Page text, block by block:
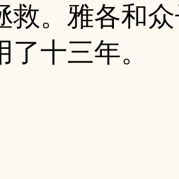
救。雅各和
十三年。